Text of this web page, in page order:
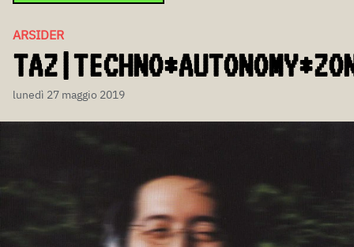
ARSIDER
lunedì 27 maggio 2019